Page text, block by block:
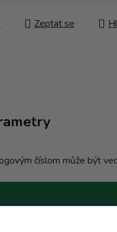
Zeptat se
číslom může být